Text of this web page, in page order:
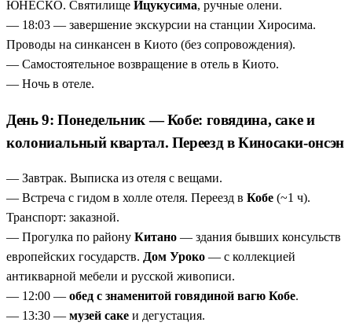
ЮНЕСКО. Святилище Ицукусима, ручные олени.
— 18:03 — завершение экскурсии на станции Хиросима.
Проводы на синкансен в Киото (без сопровождения).
— Самостоятельное возвращение в отель в Киото.
— Ночь в отеле.
День 9: Понедельник — Кобе: говядина, саке и
колониальный квартал. Переезд в Киносаки-онсэн
— Завтрак. Выписка из отеля с вещами.
— Встреча с гидом в холле отеля. Переезд в Кобе (~1 ч).
Транспорт: заказной.
— Прогулка по району Китано — здания бывших консульств
европейских государств. Дом Уроко — с коллекцией
антикварной мебели и русской живописи.
— 12:00 — обед с знаменитой говядиной вагю Кобе.
— 13:30 — музей саке и дегустация.